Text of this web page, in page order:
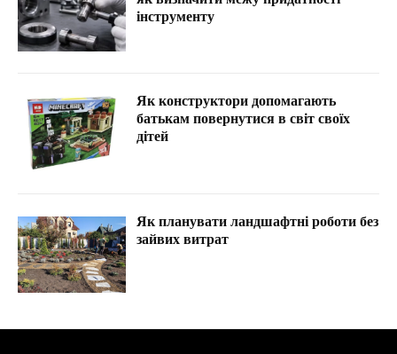
інструменту
Як конструктори допомагають
батькам повернутися в світ своїх
дітей
Як планувати ландшафтні роботи без
зайвих витрат